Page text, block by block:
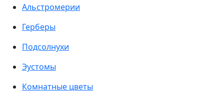
Альстромерии
Герберы
Подсолнухи
Эустомы
Комнатные цветы